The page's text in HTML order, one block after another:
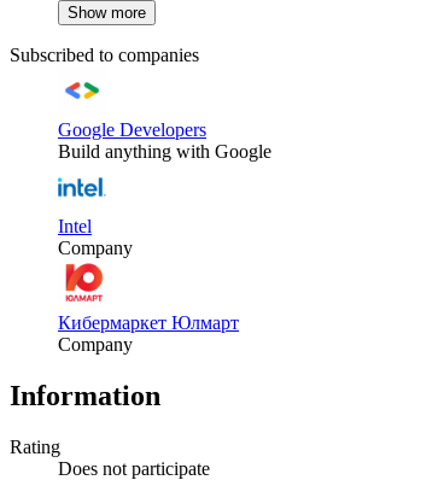
Show more
Subscribed to companies
Google Developers
Build anything with Google
Intel
Company
Кибермаркет Юлмарт
Company
Information
Rating
Does not participate